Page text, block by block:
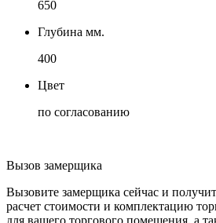
650
Глубина мм.
400
Цвет
по согласованию
Вызов замерщика
Вызовите замерщика сейчас и
расчет стоимости и комплектацию
для вашего торгового помещения, а